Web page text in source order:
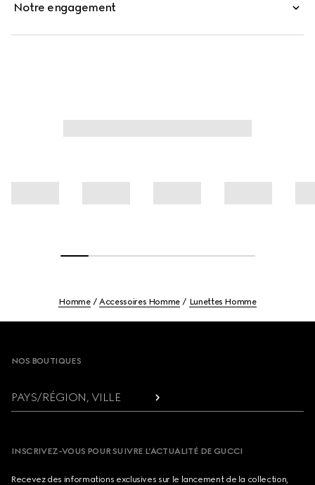
Notre engagement
Homme Accessoires Homme Lunettes Homme
NOS BOUTIQUES
PAYS/RÉGION, VILLE
INSCRIVEZ-VOUS POUR SUIVRE L’ACTUALITÉ DE GUCCI
Recevez des informations exclusives sur le lancement de la collection,